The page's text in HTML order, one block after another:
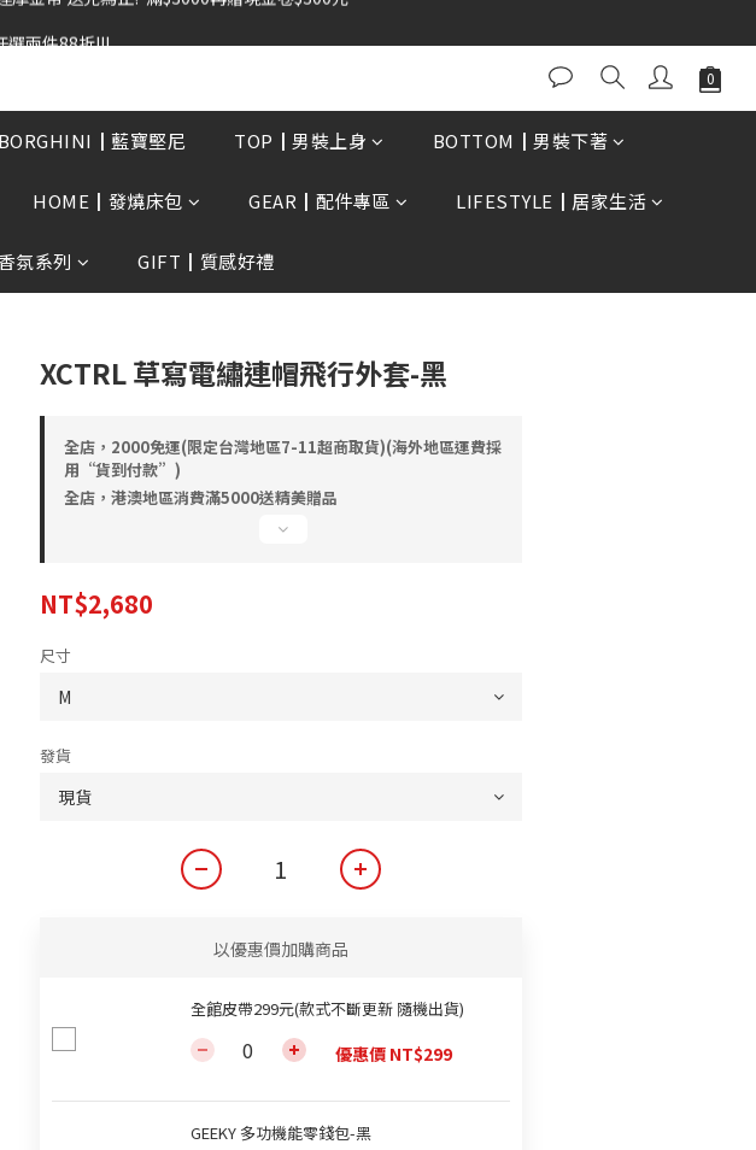
金幣 送完為止!  滿$3000再贈現金卷$300元
選兩件88折!!!
藍寶堅尼 TOP┃男裝上身 BOTTOM┃男裝下著
HOME┃發燒床包 GEAR┃配件專區 LIFESTYLE┃居家生活
氛系列 GIFT┃質感好禮
XCTRL 草寫電繡連帽飛行外套-黑
全店，2000免運(限定台灣地區7-11超商取貨)(海外地區運費採
用“貨到付款”)
全店，港澳地區消費滿5000送精美贈品
NT$2,680
尺寸
發貨
以優惠價加購商品
全館皮帶299元(款式不斷更新 隨機出貨)
優惠價 NT$299
GEEKY 多功機能零錢包-黑
立即購買